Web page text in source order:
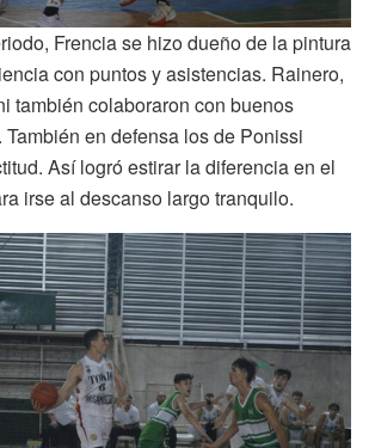
Frencia se hizo dueño de la pintura
con puntos y asistencias. Rainero,
también colaboraron con buenos
en defensa los de Ponissi
Así logró estirar la diferencia en el
irse al descanso largo tranquilo.